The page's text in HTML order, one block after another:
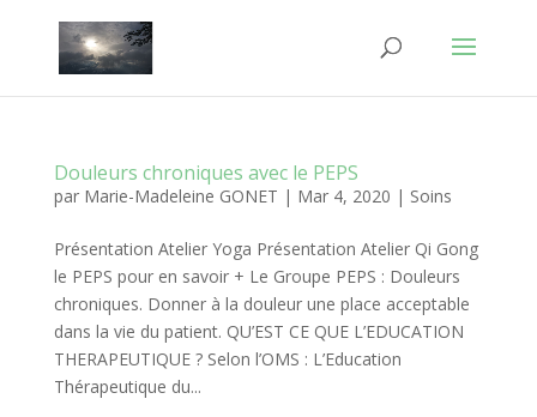
Douleurs chroniques avec le PEPS
par Marie-Madeleine GONET | Mar 4, 2020 | Soins
Présentation Atelier Yoga Présentation Atelier Qi Gong
le PEPS pour en savoir + Le Groupe PEPS : Douleurs
chroniques. Donner à la douleur une place acceptable
dans la vie du patient. QU’EST CE QUE L’EDUCATION
THERAPEUTIQUE ? Selon l’OMS : L’Education
Thérapeutique du...